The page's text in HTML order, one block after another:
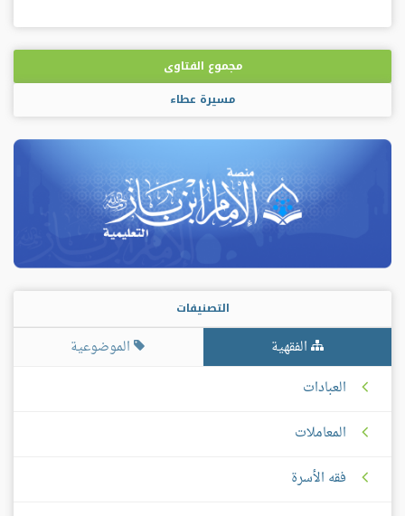
مجموع الفتاوى
مسيرة عطاء
التصنيفات
الفقهية
الموضوعية
العبادات
المعاملات
فقه الأسرة